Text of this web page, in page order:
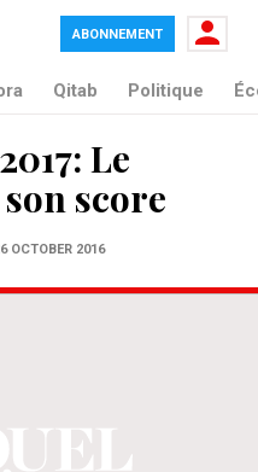
ABONNEMENT
Qitab Politique
Le
score
OCTOBER 2016